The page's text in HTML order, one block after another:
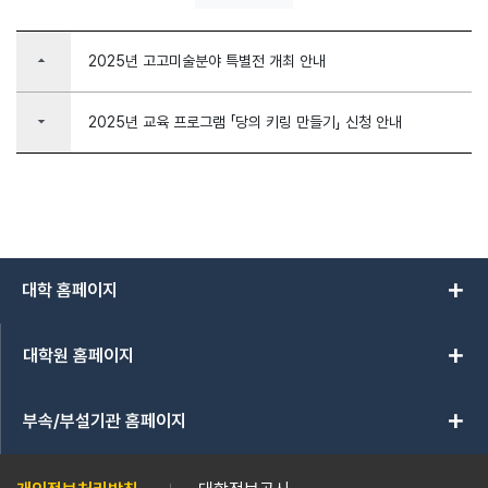
arrow_drop_up 2025년 고고미술분야 특별전 개최 안내
arrow_drop_down 2025년 교육 프로그램 「당의 키링 만들기」 신청 안내
대학 홈페이지 add
대학원 홈페이지 add
부속/부설기관 홈페이지 add